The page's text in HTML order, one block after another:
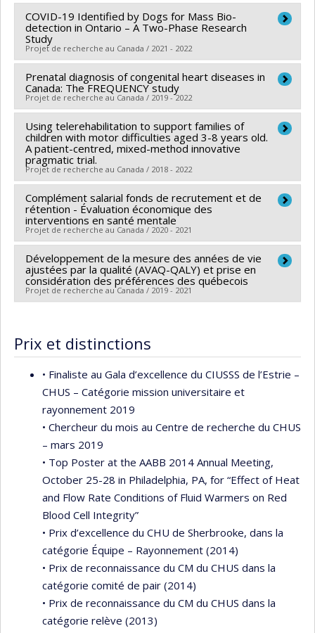
Programmes de subvention :
PVXXXXXX-Stratégie de
recherche axée sur le patient (SRAP)
Sources de financement :IRSC/Instituts de recherche
en santé du Canada
Programmes de subvention :PVXXXXXX-Stratégie de
recherche axée sur le patient (SRAP)
COVID-19 Identified by Dogs for Mass Bio-
detection in Ontario – A Two-Phase Research
Study
Projet de recherche au Canada / 2021 - 2022
Chercheur principal : Éric Troncy
Co-chercheurs : Lucie Richard,Hélène Carabin
Thomas G. Poder,Nandini Dendukuri,Hala Tamim,
Aisha Khatib,Ramzi Fattouh
Sources de financement :Ministry of Colleges and
Universities, Ontario
Programmes de subvention :
Prenatal diagnosis of congenital heart diseases in
Canada: The FREQUENCY study
Projet de recherche au Canada / 2019 - 2022
Chercheur principal : Thomas G. Poder
Co-chercheurs : Jean-Luc Bigras,Frédéric Dallaire
Sources de financement :
en santé du Canada
Programmes de subvention :PVXXXXXX-(PJT)
Subvention Projet
Using telerehabilitation to support families of
children with motor difficulties aged 3-8 years old.
A patient-centred, mixed-method innovative
pragmatic trial.
Projet de recherche au Canada / 2018 - 2022
Chercheur principal : Chantal Camden
Co-chercheurs : Thomas G. Poder
Sources de financement :IRSC/Instituts de recherche
en santé du Canada
Programmes de subvention :PVXX5647-(MOP)
Subvention de fonctionnement incluant les
subventions de fonctionnement programmatiques
Complément salarial fonds de recrutement et de
rétention - Évaluation économique des
interventions en santé mentale
Projet de recherche au Canada / 2020 - 2021
Sources de financement :Fondation de l’IUSMM
Programmes de subvention :
Développement de la mesure des années de vie
ajustées par la qualité (AVAQ-QALY) et prise en
considération des préférences des québecois
Projet de recherche au Canada / 2019 - 2021
Sources de financement :
du Québec - Santé (FRSQ)
Programmes de subvention :PVXXXXXX-Bourse de
chercheur-boursier : Junior 2
Prix et distinctions
• Finaliste au Gala d’excellence du CIUSSS de l’Estrie –
CHUS – Catégorie mission universitaire et
rayonnement 2019
• Chercheur du mois au Centre de recherche du CHUS
– mars 2019
• Top Poster at the AABB 2014 Annual Meeting,
October 25-28 in Philadelphia, PA, for “Effect of Heat
and Flow Rate Conditions of Fluid Warmers on Red
Blood Cell Integrity”
• Prix d’excellence du CHU de Sherbrooke, dans la
catégorie Équipe – Rayonnement (2014)
• Prix de reconnaissance du CM du CHUS dans la
catégorie comité de pair (2014)
• Prix de reconnaissance du CM du CHUS dans la
catégorie relève (2013)